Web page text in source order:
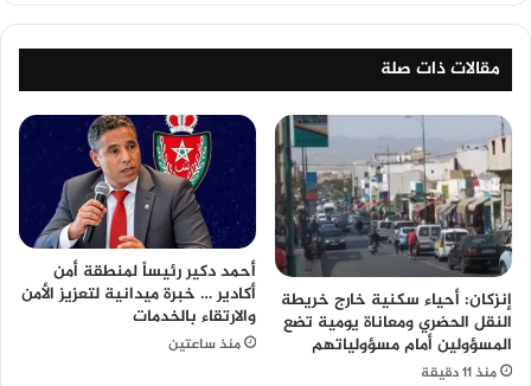
مقالات ذات صلة
إنزكان: أحياء سكنية خارج خريطة
النقل الحضري ومعاناة يومية تضع
المسؤولين أمام مسؤولياتهم
منذ 11 دقيقة
أحمد دكير رئيساً لمنطقة أمن
أكادير … خبرة ميدانية لتعزيز الأمن
والارتقاء بالخدمات
منذ ساعتين